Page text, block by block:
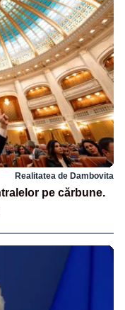
Realitatea de Dambovita
pe cărbune.